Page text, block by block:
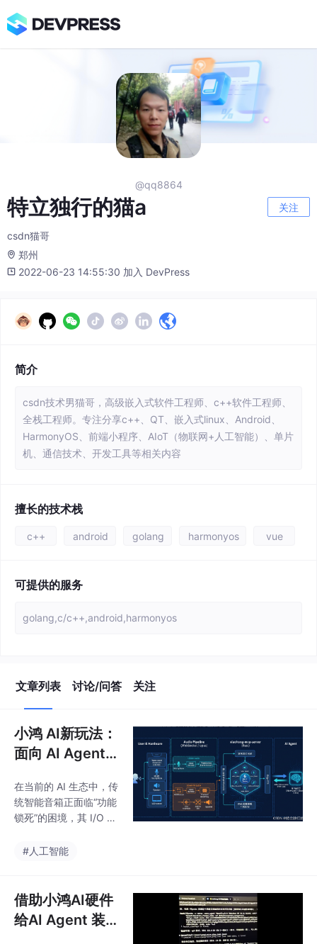
@qq8864
特立独行的猫a 关注
csdn猫哥
郑州
2022-06-23 14:55:30 加入 DevPress
简介
csdn技术男猫哥，高级嵌入式软件工程师、c++软件工程师、
全栈工程师。专注分享c++、QT、嵌入式linux、Android、
HarmonyOS、前端小程序、AIoT（物联网+人工智能）、单片
机、通信技术、开发工具等相关内容
擅长的技术栈
c++ android golang harmonyos vue
可提供的服务
golang,c/c++,android,harmonyos
文章列表 讨论/问答 关注
小鸿 AI新玩法：
面向 AI Agent
硬件技术方案
在当前的 AI 生态中，传
统智能音箱正面临“功能
锁死”的困境，其 I/O 链
云端后台中，难以适配
现从“封闭式云端音箱”
到“通用语音外设”的职
能转变。本方案旨在解
#人工智能
借助小鸿AI硬件
给AI Agent 装